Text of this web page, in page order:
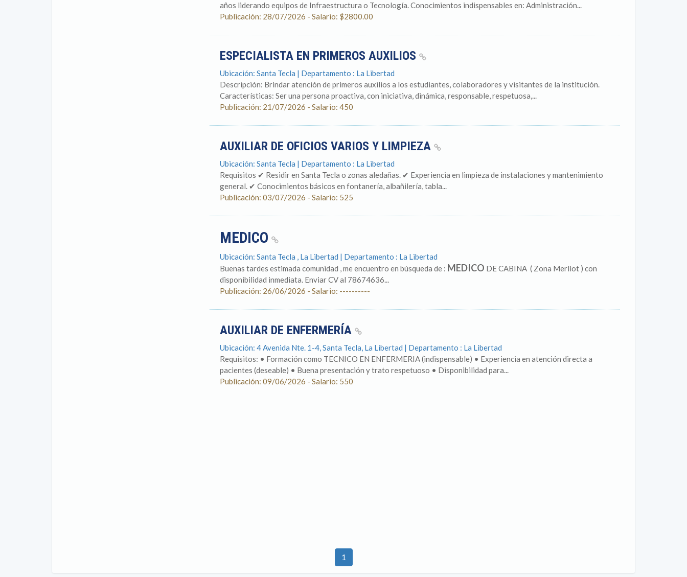
años liderando equipos de Infraestructura o Tecnología. Conocimientos indispensables en: Administración...
Publicación: 28/07/2026 - Salario: $2800.00
ESPECIALISTA EN PRIMEROS AUXILIOS
Ubicación: Santa Tecla | Departamento : La Libertad
Descripción: Brindar atención de primeros auxilios a los estudiantes, colaboradores y visitantes de la institución.
Características: Ser una persona proactiva, con iniciativa, dinámica, responsable, respetuosa,...
Publicación: 21/07/2026 - Salario: 450
AUXILIAR DE OFICIOS VARIOS Y LIMPIEZA
Ubicación: Santa Tecla | Departamento : La Libertad
Requisitos ✔ Residir en Santa Tecla o zonas aledañas. ✔ Experiencia en limpieza de instalaciones y mantenimiento
general. ✔ Conocimientos básicos en fontanería, albañilería, tabla...
Publicación: 03/07/2026 - Salario: 525
MEDICO
Ubicación: Santa Tecla , La Libertad | Departamento : La Libertad
Buenas tardes estimada comunidad , me encuentro en búsqueda de : MEDICO DE CABINA ( Zona Merliot ) con
disponibilidad inmediata. Enviar CV al 78674636...
Publicación: 26/06/2026 - Salario: ----------
AUXILIAR DE ENFERMERÍA
Ubicación: 4 Avenida Nte. 1-4, Santa Tecla, La Libertad | Departamento : La Libertad
Requisitos: • Formación como TECNICO EN ENFERMERIA (indispensable) • Experiencia en atención directa a
pacientes (deseable) • Buena presentación y trato respetuoso • Disponibilidad para...
Publicación: 09/06/2026 - Salario: 550
1